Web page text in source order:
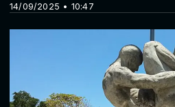
14/09/2025 • 10:47